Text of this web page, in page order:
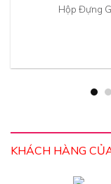
Hộp Đựng
KHÁCH HÀNG